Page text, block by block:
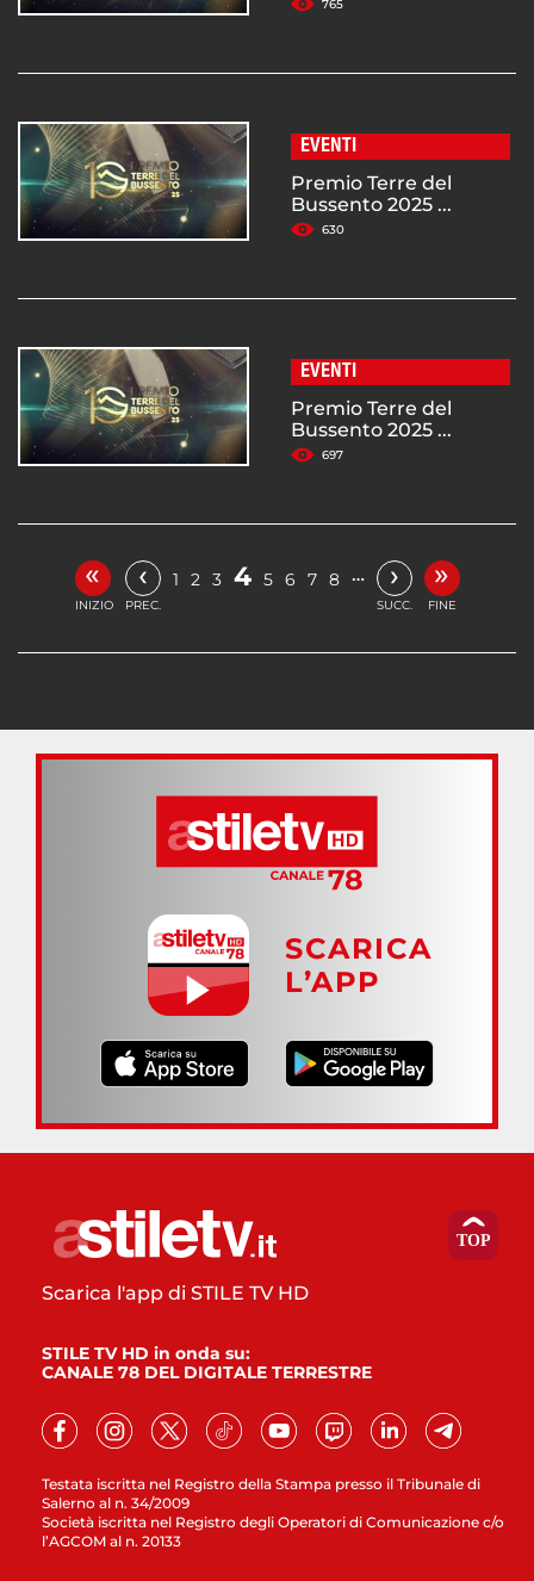
765
EVENTI
Premio Terre del
Bussento 2025 ...
630
EVENTI
Premio Terre del
Bussento 2025 ...
697
«
INIZIO
‹
PREC.
1 2 3 4 5 6 7 8 … ›
SUCC.
»
FINE
SCARICA
L’APP
Testata iscritta nel Registro della Stampa presso il Tribunale di
Salerno al n. 34/2009
Società iscritta nel Registro degli Operatori di Comunicazione c/o
l’AGCOM al n. 20133
Scarica l'app di STILE TV HD
STILE TV HD in onda su:
CANALE 78 DEL DIGITALE TERRESTRE